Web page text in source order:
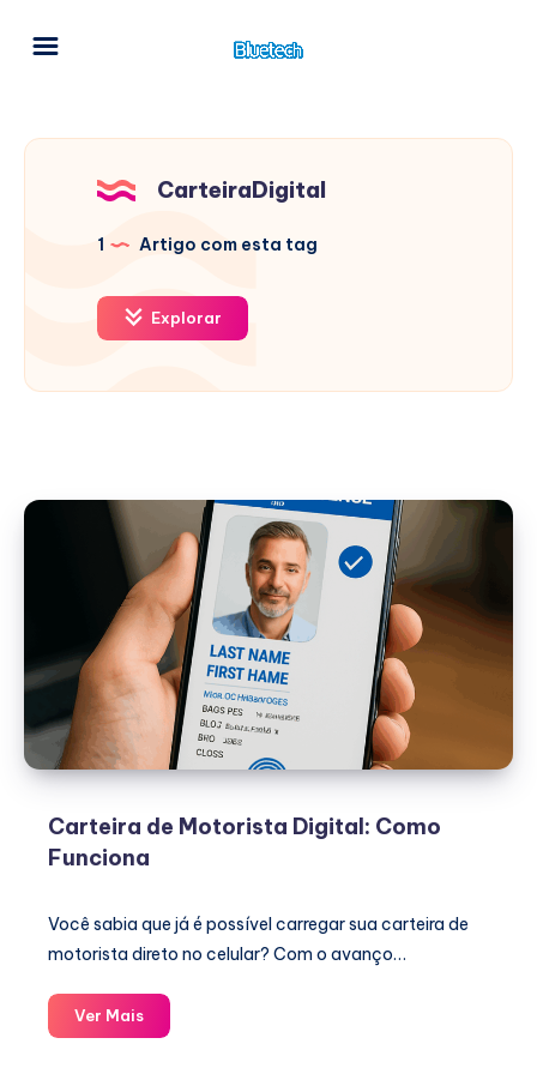
CarteiraDigital
1 Artigo com esta tag
Explorar
Carteira de Motorista Digital: Como
Funciona
Você sabia que já é possível carregar sua carteira de
motorista direto no celular? Com o avanço…
Ver MaisCarteira
de